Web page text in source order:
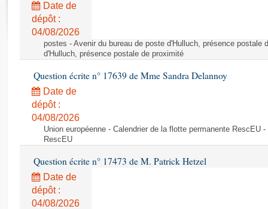
Rapports législatifs
Rapports sur l'application des lois
Baromètre de l’application des lois
Dossiers législatifs
Budget et sécurité sociale
Questions écrites et orales
Comptes rendus des débats
Date de
dépôt :
04/08/2026
postes - Avenir du bureau de poste d'Hulluch, présence postale
d'Hulluch, présence postale de proximité
Question écrite n° 17639 de Mme Sandra Delannoy
Date de
dépôt :
04/08/2026
Union européenne - Calendrier de la flotte permanente RescEU
RescEU
Question écrite n° 17473 de M. Patrick Hetzel
Date de
dépôt :
04/08/2026